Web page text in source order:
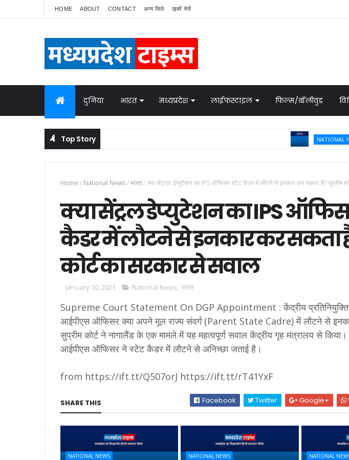
HOME ABOUT CONTACT अन्य जिले ख़बरें भेजें
दुनिया भारत मध्यप्रदेश लाईफस्टाइल फिल्म/बॉलीवुड
Top Story NATIONAL NEWS
Home / National News/भारत/क्या सेंट्रल डेप्युटेशन का IPS ऑफिसर स्टेट कैडर में लौटने से इनकार कर सकता है? सुप्रीम
क्या सेंट्रल डेप्युटेशन का IPS
कैडर में लौटने से इनकार कर सकता
कोर्ट का सरकार से सवाल
January 10, 2023 National News, भारत
Supreme Court Statement On DGP Appointment : केंद्रीय प्रतिनियुक्ति
आईपीएस ऑफिसर क्या अपने मूल राज्य संवर्ग (Parent State Cadre) में लौटने से
सुप्रीम कोर्ट ने नागालैंड के एक मामले में यह महत्वपूर्ण सवाल केंद्रीय गृह मंत्रालय से किया।
आईपीएस ऑफिसर ने स्टेट कैडर में लौटने से अनिच्छा जताई है।
from https://ift.tt/Q507orJ https://ift.tt/rT41YxF
SHARE THIS Facebook Twitter Google+
NATIONAL NEWS NATIONAL NEWS NATIONAL